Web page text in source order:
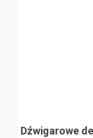
Dźwigarowe